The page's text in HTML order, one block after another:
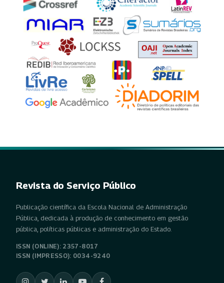
Revista do Serviço Público
Publicação científica da Escola Nacional de Administração
Pública, dedicada à produção de conhecimento em gestão
pública, políticas públicas e administração do Estado.
ISSN (ONLINE): 2357-8017
ISSN (IMPRESSO): 0034-9240